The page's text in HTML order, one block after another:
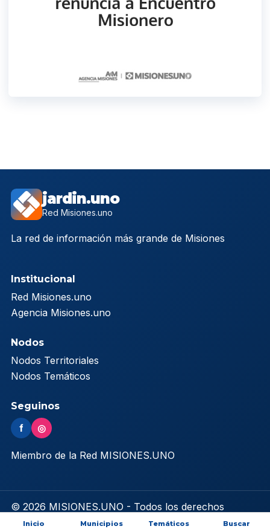
jardin.uno
Red Misiones.uno
La red de información más grande de Misiones
Institucional
Red Misiones.uno
Agencia Misiones.uno
Nodos
Nodos Territoriales
Nodos Temáticos
Seguinos
f ◎
Miembro de la Red MISIONES.UNO
© 2026 MISIONES.UNO - Todos los derechos
reservados
Inicio Municipios Temáticos Buscar